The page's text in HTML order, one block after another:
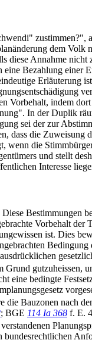
zustimmen?",
dem Volk
diese Annahme nicht
Bezahlung einer
Erläuterung
Vorbehalt, indem
In der Duplik
sei der zur
dass die Zuweisung
die
und stellt
Interesse
Bestimmungen
Vorbehalt der
ist. Dies
Bedingung
Grund gutzuheissen,
eine bedingte
die Bauzonen nach
; BGE 114 Ia 368 f. E.